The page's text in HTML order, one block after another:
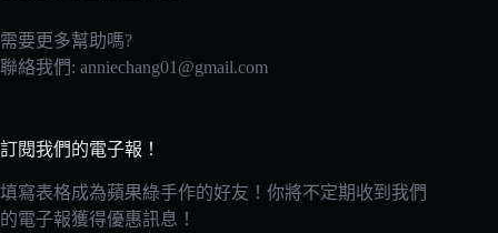
需要更多幫助嗎?
聯絡我們: anniechang01@gmail.com
訂閱我們的電子報！
填寫表格成為蘋果綠手作的好友！你將不定期收到我們
的電子報獲得優惠訊息！